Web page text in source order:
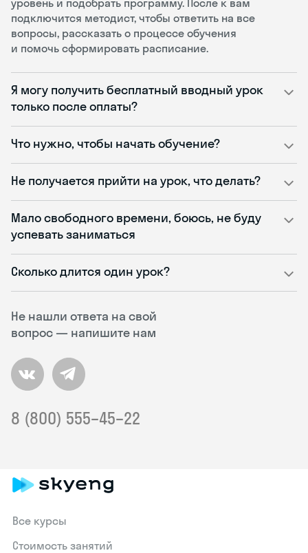
Не нашли ответа на свой
вопрос — напишите нам
8 (800) 555–45–22
уровень и подобрать программу. После к вам
подключится методист, чтобы ответить на все
вопросы, рассказать о процессе обучения
и помочь сформировать расписание.
Я могу получить бесплатный вводный урок
только после оплаты?
Что нужно, чтобы начать обучение?
Не получается прийти на урок, что делать?
Мало свободного времени, боюсь, не буду
успевать заниматься
Сколько длится один урок?
Все курсы
Стоимость занятий